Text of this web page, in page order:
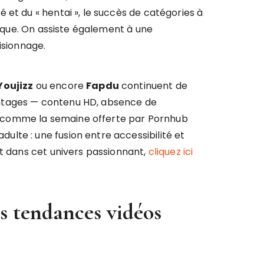
du « hentai », le succès de catégories à
On assiste également à une
ou encore Fapdu continuent de
— contenu HD, absence de
la semaine offerte par Pornhub
: une fusion entre accessibilité et
dans cet univers passionnant, cliquez ici
vidéos